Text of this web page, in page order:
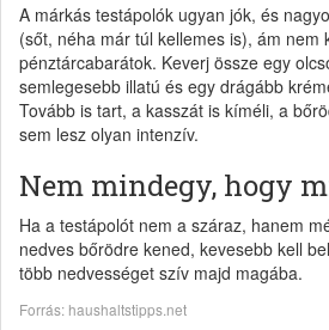
A márkás testápolók ugyan jók, és
(sőt, néha már túl kellemes is), ám nem
pénztárcabarátok. Keverj össze egy
semlegesebb illatú és egy drágább
Tovább is tart, a kasszát is kíméli, a
sem lesz olyan intenzív.
Nem mindegy, hogy
Ha a testápolót nem a száraz, hanem
nedves bőrödre kened, kevesebb kell
több nedvességet szív majd magába.
Forrás: haushaltstipps.net